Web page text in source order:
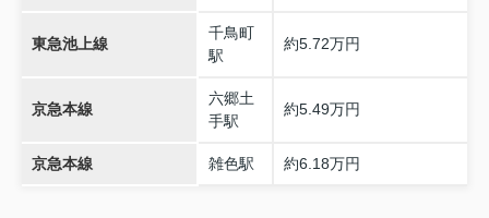
東急池上線
千鳥町
駅
約5.72万円
京急本線
六郷土
手駅
約5.49万円
京急本線 雑色駅 約6.18万円